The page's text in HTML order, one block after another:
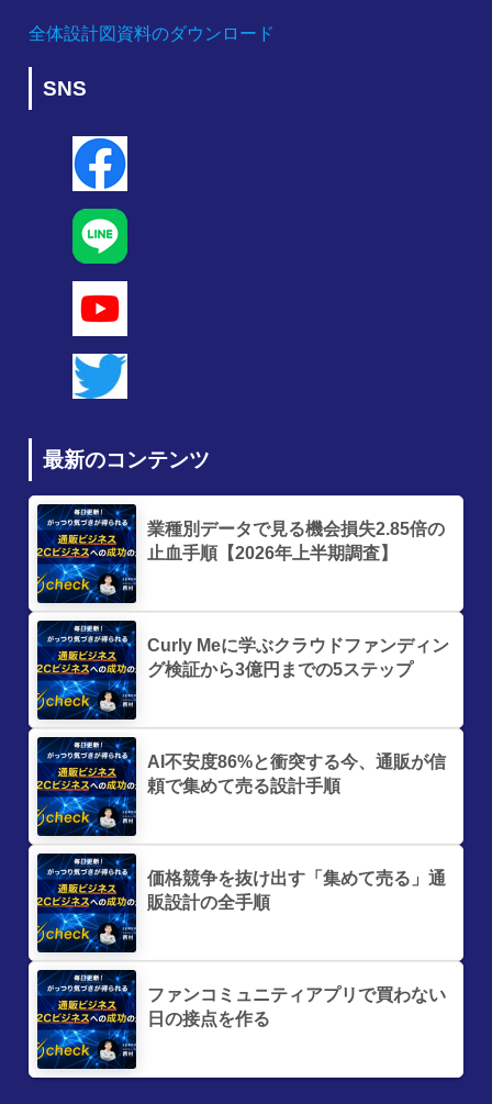
全体設計図資料のダウンロード
SNS
最新のコンテンツ
業種別データで見る機会損失2.85倍の
止血手順【2026年上半期調査】
Curly Meに学ぶクラウドファンディン
グ検証から3億円までの5ステップ
AI不安度86%と衝突する今、通販が信
頼で集めて売る設計手順
価格競争を抜け出す「集めて売る」通
販設計の全手順
ファンコミュニティアプリで買わない
日の接点を作る